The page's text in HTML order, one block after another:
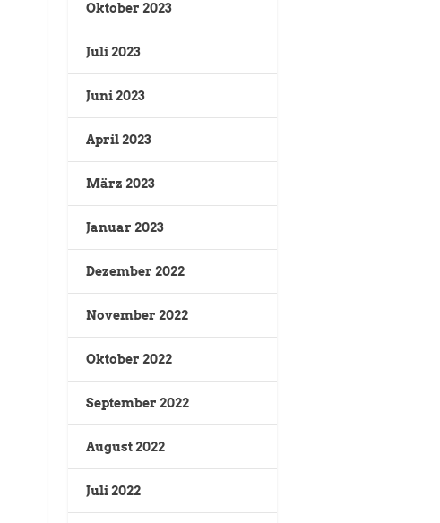
Oktober 2023
Juli 2023
Juni 2023
April 2023
März 2023
Januar 2023
Dezember 2022
November 2022
Oktober 2022
September 2022
August 2022
Juli 2022